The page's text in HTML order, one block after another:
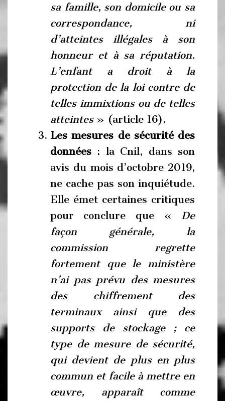
sa famille, son domicile ou sa
correspondance, ni
d’atteintes illégales à son
honneur et à sa réputation.
L’enfant a droit à la
protection de la loi contre de
telles immixtions ou de telles
atteintes» (article 16).
Les mesures de sécurité des
données : la Cnil, dans son
avis du mois d’octobre 2019,
ne cache pas son inquiétude.
Elle émet certaines critiques
pour conclure que «
De
façon générale, la
commission regrette
fortement que le ministère
n’ai pas prévu des mesures
des chiffrement des
terminaux ainsi que des
supports de stockage ; ce
type de mesure de sécurité,
qui devient de plus en plus
commun et facile à mettre en
œuvre, apparaît comme